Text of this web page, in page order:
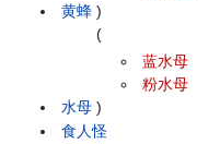
黄蜂 )
水母
(
蓝水母
粉水母
)
食人怪